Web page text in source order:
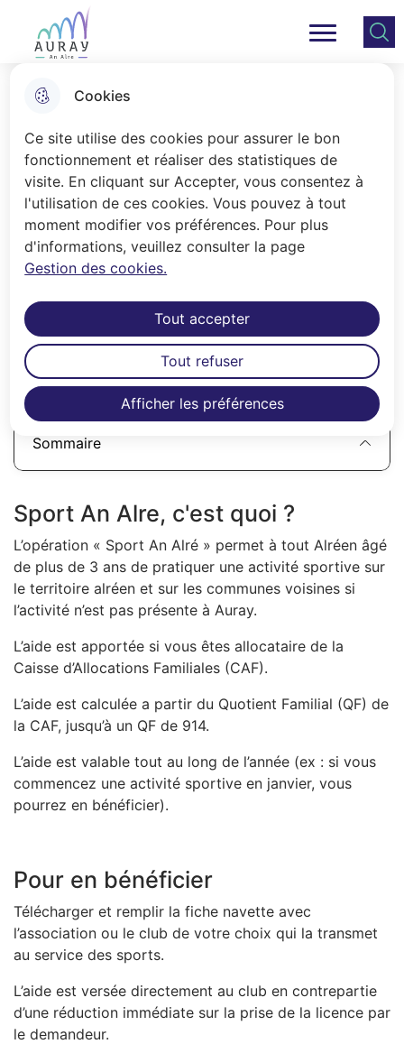
Cookies
Ce site utilise des cookies pour assurer le bon
fonctionnement et réaliser des statistiques de
visite. En cliquant sur Accepter, vous consentez à
l'utilisation de ces cookies. Vous pouvez à tout
moment modifier vos préférences. Pour plus
d'informations, veuillez consulter la page
Gestion des cookies.
Afficher les préférences
Tout accepter
Tout refuser
Aller
au
menu
Consulter
le plan
Ville Auray Menu principal
Accueil
Avec "Sport An Alre", la ville renforce
l’aide existante et simplifie les
démarches en apportant une aide
financière valable pour UNE activité
sportive par an et par personne (selon
le quotient familial).
Sommaire
Sport An Alre, c'est quoi ?
L’opération « Sport An Alré » permet à tout Alréen âgé
de plus de 3 ans de pratiquer une activité sportive sur
le territoire alréen et sur les communes voisines si
l’activité n’est pas présente à Auray.
L’aide est apportée si vous êtes allocataire de la
Caisse d’Allocations Familiales (CAF).
L’aide est calculée a partir du Quotient Familial (QF) de
la CAF, jusqu’à un QF de 914.
L’aide est valable tout au long de l’année (ex : si vous
commencez une activité sportive en janvier, vous
pourrez en bénéficier).
Pour en bénéficier
Télécharger et remplir la fiche navette avec
l’association ou le club de votre choix qui la transmet
au service des sports.
L’aide est versée directement au club en contrepartie
d’une réduction immédiate sur la prise de la licence par
le demandeur.